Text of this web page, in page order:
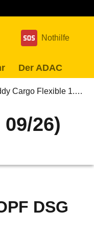
Nothilfe
Der ADAC
Cargo Flexible 1.…
26)
DSG